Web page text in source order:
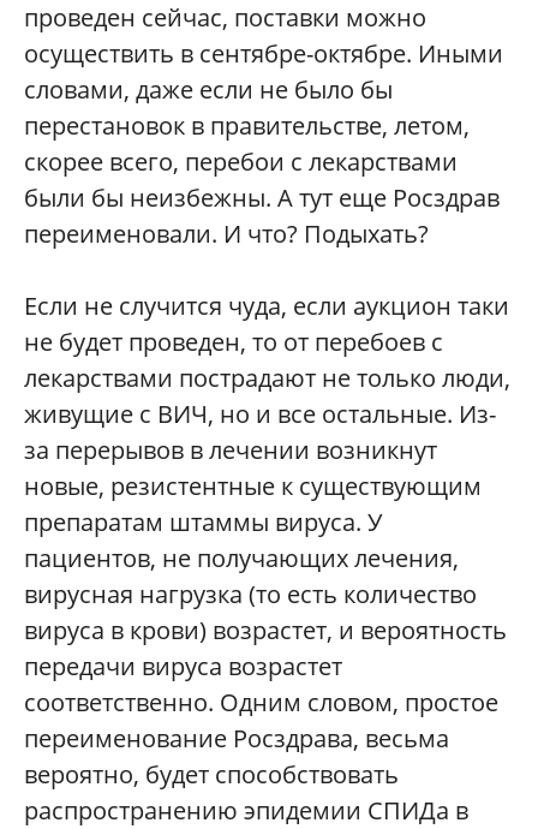
проведен сейчас, поставки можно
осуществить в сентябре-октябре. Иными
словами, даже если не было бы
перестановок в правительстве, летом,
скорее всего, перебои с лекарствами
были бы неизбежны. А тут еще Росздрав
переименовали. И что? Подыхать?
Если не случится чуда, если аукцион таки
не будет проведен, то от перебоев с
лекарствами пострадают не только люди,
живущие с ВИЧ, но и все остальные. Из-
за перерывов в лечении возникнут
новые, резистентные к существующим
препаратам штаммы вируса. У
пациентов, не получающих лечения,
вирусная нагрузка (то есть количество
вируса в крови) возрастет, и вероятность
передачи вируса возрастет
соответственно. Одним словом, простое
переименование Росздрава, весьма
вероятно, будет способствовать
распространению эпидемии СПИДа в